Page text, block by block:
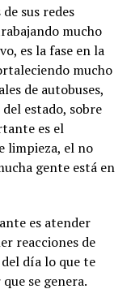
sus redes
mucho
es la fase en la
mucho
de autobuses,
estado, sobre
es el
limpieza, el no
gente está en
es atender
reacciones de
día lo que te
se genera.